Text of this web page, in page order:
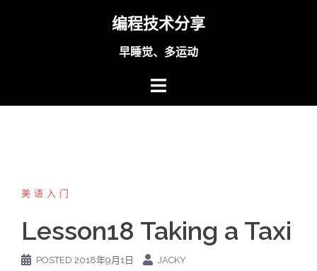
编程技术分享
早睡觉、多运动
美语入门
Lesson18 Taking a Taxi
POSTED 2018年9月1日 JACKY